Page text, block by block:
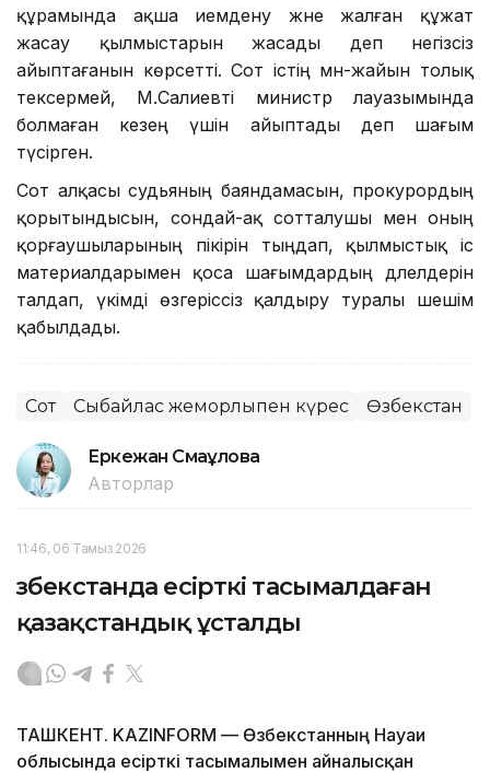
құрамында ақша иемдену және жалған құжат
жасау қылмыстарын жасады деп негізсіз
айыптағанын көрсетті. Сот істің мән-жайын толық
тексермей, М.Салиевті министр лауазымында
болмаған кезең үшін айыптады деп шағым
түсірген.
Сот алқасы судьяның баяндамасын, прокурордың
қорытындысын, сондай-ақ сотталушы мен оның
қорғаушыларының пікірін тыңдап, қылмыстық іс
материалдарымен қоса шағымдардың дәлелдерін
талдап, үкімді өзгеріссіз қалдыру туралы шешім
қабылдады.
Сот Сыбайлас жемқорлықпен күрес Өзбекстан
Еркежан Смағұлова
Авторлар
11:46, 06 Тамыз 2026
Өзбекстанда есірткі тасымалдаған
қазақстандық ұсталды
ТАШКЕНТ. KAZINFORM — Өзбекстанның Науаи
облысында есірткі тасымалымен айналысқан